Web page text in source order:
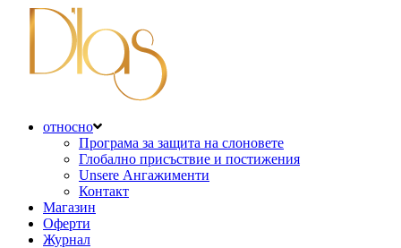
относно
Програма за защита на слоновете
Глобално присъствие и постижения
Unsere Ангажименти
Контакт
Магазин
Оферти
Журнал